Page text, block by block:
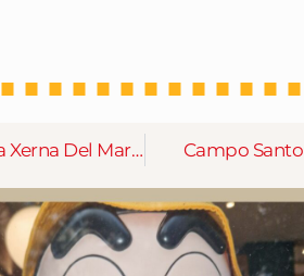
La Xerna Del Mar – Julio 2024 Campo Santo